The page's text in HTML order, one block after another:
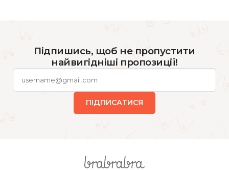
Підпишись, щоб не пропустити
найвигідніші пропозиції!
ПІДПИСАТИСЯ